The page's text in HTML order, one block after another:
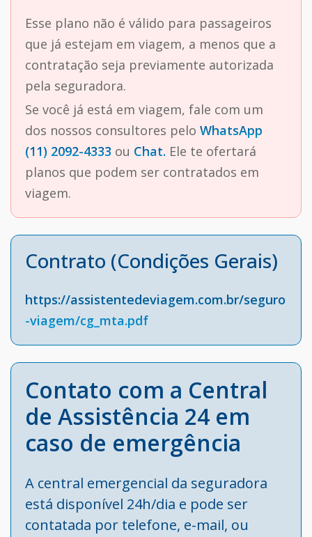
Esse plano não é válido para passageiros
que já estejam em viagem, a menos que a
contratação seja previamente autorizada
pela seguradora.
Se você já está em viagem, fale com um
dos nossos consultores pelo WhatsApp
(11) 2092-4333 ou Chat. Ele te ofertará
planos que podem ser contratados em
viagem.
Contrato (Condições Gerais)
https://assistentedeviagem.com.br/seguro
-viagem/cg_mta.pdf
Contato com a Central
de Assistência 24 em
caso de emergência
A central emergencial da seguradora
está disponível 24h/dia e pode ser
contatada por telefone, e-mail, ou